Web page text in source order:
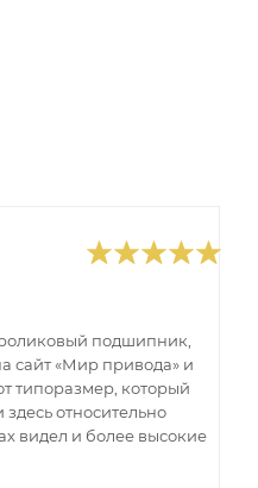
подшипник,
сайт «Мир привода» и
типоразмер, который
относительно
видел и более высокие